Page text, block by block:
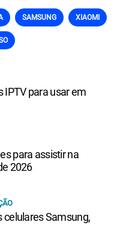
SAMSUNG XIAOMI
IPTV para usar em
para assistir na
2026
celulares Samsung,